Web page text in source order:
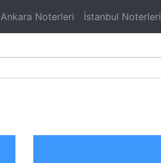
Ankara Noterleri İstanbul Noterleri